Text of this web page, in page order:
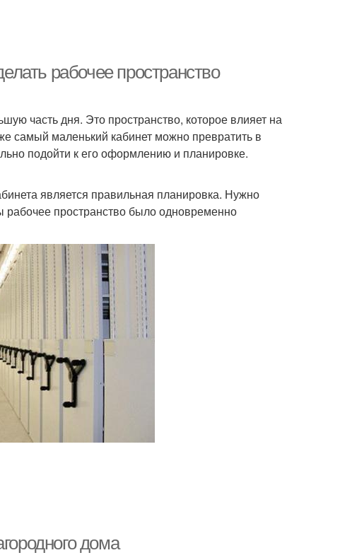
рабочее пространство
часть дня. Это пространство, которое влияет на
самый маленький кабинет можно превратить в
подойти к его оформлению и планировке.
является правильная планировка. Нужно
рабочее пространство было одновременно
дома